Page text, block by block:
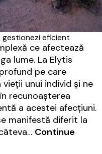
gestionezi eficient
ce afectează
lume. La Elytis
pe care
unui individ și ne
recunoașterea
a acestei afecțiuni.
manifestă diferit la
Continue